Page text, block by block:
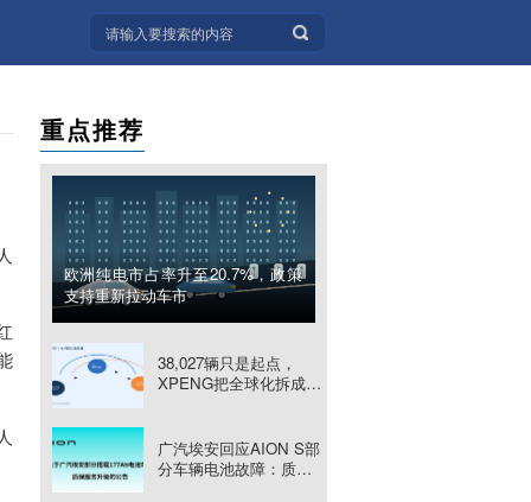
重点推荐
欧洲纯电市占率升至20.7%，政策
支持重新拉动车市
38,027辆只是起点，
XPENG把全球化拆成四
广汽埃安回应AION S部
分车辆电池故障：质保